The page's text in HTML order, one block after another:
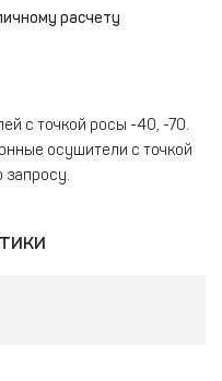
расчету
с точкой росы -40, -70.
осушители с точкой
запросу.